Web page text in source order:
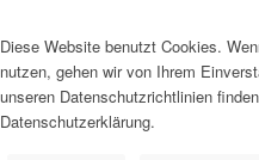
Diese Website benutzt Cookies.
nutzen, gehen wir von Ihrem
unseren Datenschutzrichtlinien
Datenschutzerklärung.